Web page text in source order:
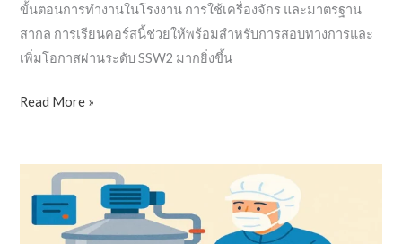
ขั้นตอนการทำงานในโรงงาน การใช้เครื่องจักร และมาตรฐาน
สากล การเรียนคอร์สนี้ช่วยให้พร้อมสำหรับการสอบทางการและ
เพิ่มโอกาสผ่านระดับ SSW2 มากยิ่งขึ้น
Read More »
SSW2
အစားအသောက်